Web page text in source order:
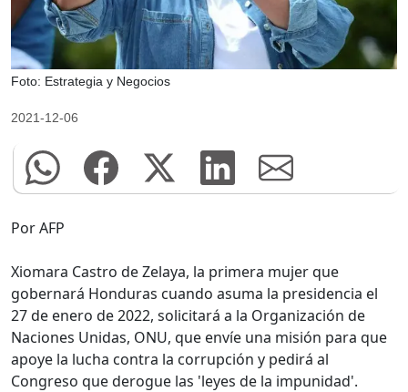
Foto: Estrategia y Negocios
2021-12-06
Por AFP
Xiomara Castro de Zelaya, la primera mujer que
gobernará Honduras cuando asuma la presidencia el
27 de enero de 2022, solicitará a la Organización de
Naciones Unidas, ONU, que envíe una misión para que
apoye la lucha contra la corrupción y pedirá al
Congreso que derogue las 'leyes de la impunidad'.